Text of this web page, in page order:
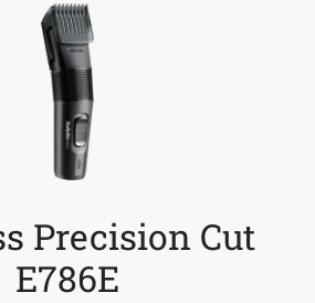
Precision Cut
E786E